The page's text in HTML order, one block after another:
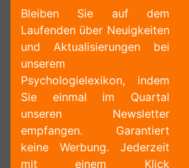
Bleiben Sie auf dem
Laufenden über Neuigkeiten
und Aktualisierungen bei
unserem
Psychologielexikon, indem
Sie einmal im Quartal
unseren Newsletter
empfangen. Garantiert
keine Werbung. Jederzeit
mit einem Klick